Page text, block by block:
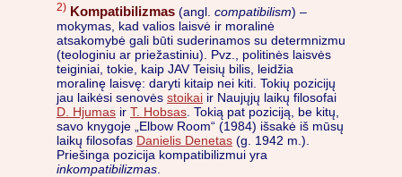
2) Kompatibilizmas (angl. compatibilism) –
mokymas, kad valios laisvė ir moralinė
atsakomybė gali būti suderinamos su determnizmu
(teologiniu ar priežastiniu). Pvz., politinės laisvės
teiginiai, tokie, kaip JAV Teisių bilis, leidžia
moralinę laisvę: daryti kitaip nei kiti. Tokių pozicijų
jau laikėsi senovės stoikai ir Naujųjų laikų filosofai
D. Hjumas ir T. Hobsas . Tokią pat poziciją, be kitų,
savo knygoje „Elbow Room“ (1984) išsakė iš mūsų
laikų filosofas Danielis Denetas (g. 1942 m.).
Priešinga pozicija kompatibilizmui yra
inkompatibilizmas